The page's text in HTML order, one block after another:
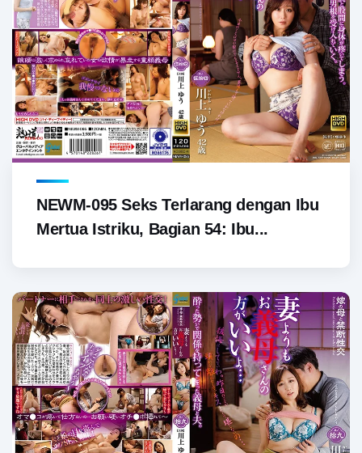
NEWM-095 Seks Terlarang dengan Ibu
Mertua Istriku, Bagian 54: Ibu...